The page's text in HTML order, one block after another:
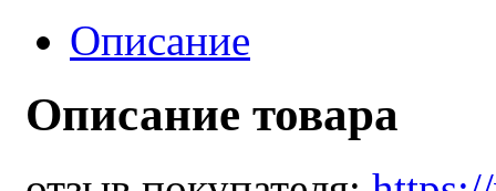
Описание
Описание товара